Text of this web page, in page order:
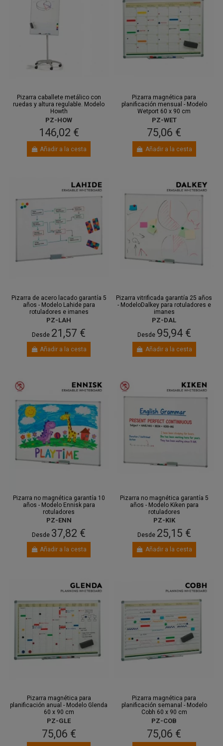
Pizarra caballete metálico con
ruedas y altura regulable. Modelo
Howth
PZ-HOW
146,02 €
Añadir a la cesta
Pizarra magnética para
planificación mensual - Modelo
Wetport 60 x 90 cm
PZ-WET
75,06 €
Añadir a la cesta
Pizarra de acero lacado garantía 5
años - Modelo Lahide para
rotuladores e imanes
PZ-LAH
Desde 21,57 €
Añadir a la cesta
Pizarra vitrificada garantía 25 años
- ModeloDalkey para rotuladores e
imanes
PZ-DAL
Desde 95,94 €
Añadir a la cesta
Pizarra no magnética garantía 10
años - Modelo Ennisk para
rotuladores
PZ-ENN
Desde 37,82 €
Añadir a la cesta
Pizarra no magnética garantía 5
años - Modelo Kiken para
rotuladores
PZ-KIK
Desde 25,15 €
Añadir a la cesta
Pizarra magnética para
planificación anual - Modelo Glenda
60 x 90 cm
PZ-GLE
75,06 €
Pizarra magnética para
planificación semanal - Modelo
Cobh 60 x 90 cm
PZ-COB
75,06 €